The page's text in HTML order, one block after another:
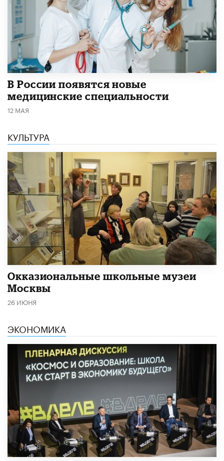
В России появятся новые
медицинские специальности
12 МАЯ
КУЛЬТУРА
​Окказиональные школьные музеи
Москвы
26 ИЮНЯ
ЭКОНОМИКА